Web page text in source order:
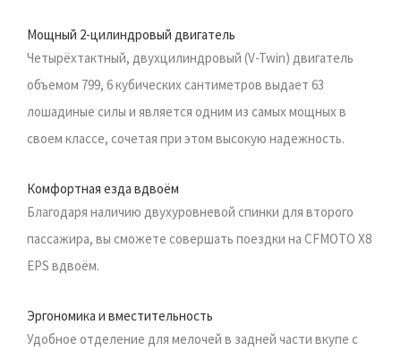
Мощный 2-цилиндровый двигатель
Четырёхтактный, двухцилиндровый (V-Twin) двигатель
объемом 799, 6 кубических сантиметров выдает 63
лошадиные силы и является одним из самых мощных в
своем классе, сочетая при этом высокую надежность.
Комфортная езда вдвоём
Благодаря наличию двухуровневой спинки для второго
пассажира, вы сможете совершать поездки на CFMOTO X8
EPS вдвоём.
Эргономика и вместительность
Удобное отделение для мелочей в задней части вкупе с